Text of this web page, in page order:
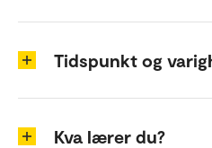
Tidspunkt og
Kva lærer du?